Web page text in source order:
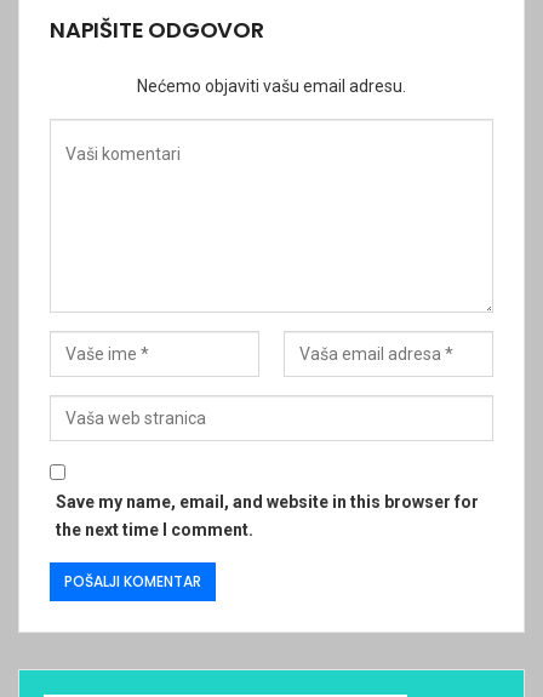
NAPIŠITE ODGOVOR
Nećemo objaviti vašu email adresu.
Save my name, email, and website in this browser for
the next time I comment.